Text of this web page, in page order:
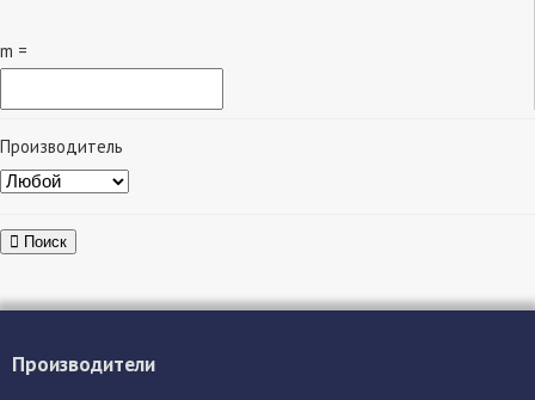
m =
Производитель
Поиск
Производители